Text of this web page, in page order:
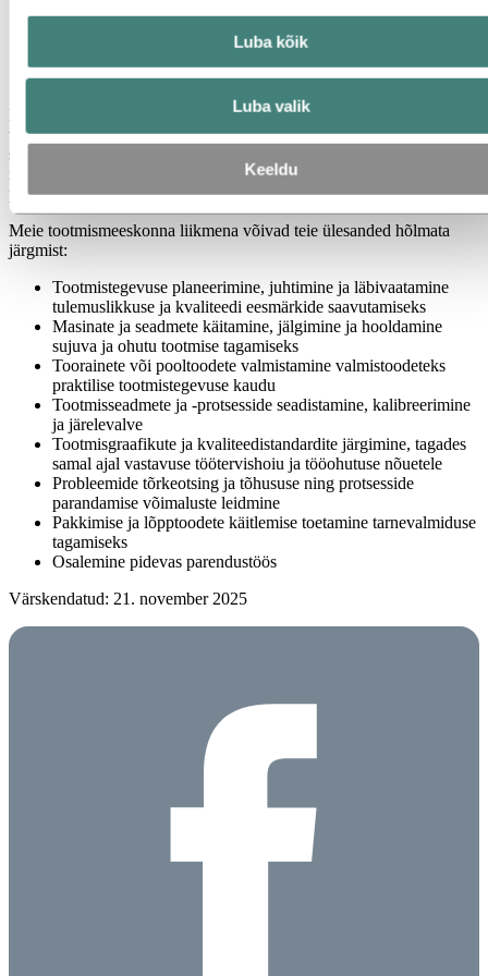
Luba kõik
Luba valik
Keeldu
Keskendume tõhusale, ohutule ja vastutustundlikule tegevusele, mis
vastab meie tulemuslikkuse ja kvaliteedi eesmärkidele, optimeerides
samal ajal ressursside kasutamist. Meie tööd juhivad täpsus,
meeskonnatöö ja pühendumus pidevale täiustamisele, mis alati
põhineb meie käitumisjuhendil, eesmärgil ja väärtustel.
Meie tootmismeeskonna liikmena võivad teie ülesanded hõlmata
järgmist:
Tootmistegevuse planeerimine, juhtimine ja läbivaatamine
tulemuslikkuse ja kvaliteedi eesmärkide saavutamiseks
Masinate ja seadmete käitamine, jälgimine ja hooldamine
sujuva ja ohutu tootmise tagamiseks
Toorainete või pooltoodete valmistamine valmistoodeteks
praktilise tootmistegevuse kaudu
Tootmisseadmete ja -protsesside seadistamine, kalibreerimine
ja järelevalve
Tootmisgraafikute ja kvaliteedistandardite järgimine, tagades
samal ajal vastavuse töötervishoiu ja tööohutuse nõuetele
Probleemide tõrkeotsing ja tõhususe ning protsesside
parandamise võimaluste leidmine
Pakkimise ja lõpptoodete käitlemise toetamine tarnevalmiduse
tagamiseks
Osalemine pidevas parendustöös
Värskendatud: 21. november 2025